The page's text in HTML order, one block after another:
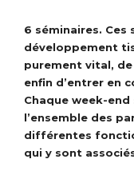
6 séminaires. Ces
développement
purement vital,
enfin d’entrer en
Chaque week-end
l’ensemble des
différentes
qui y sont